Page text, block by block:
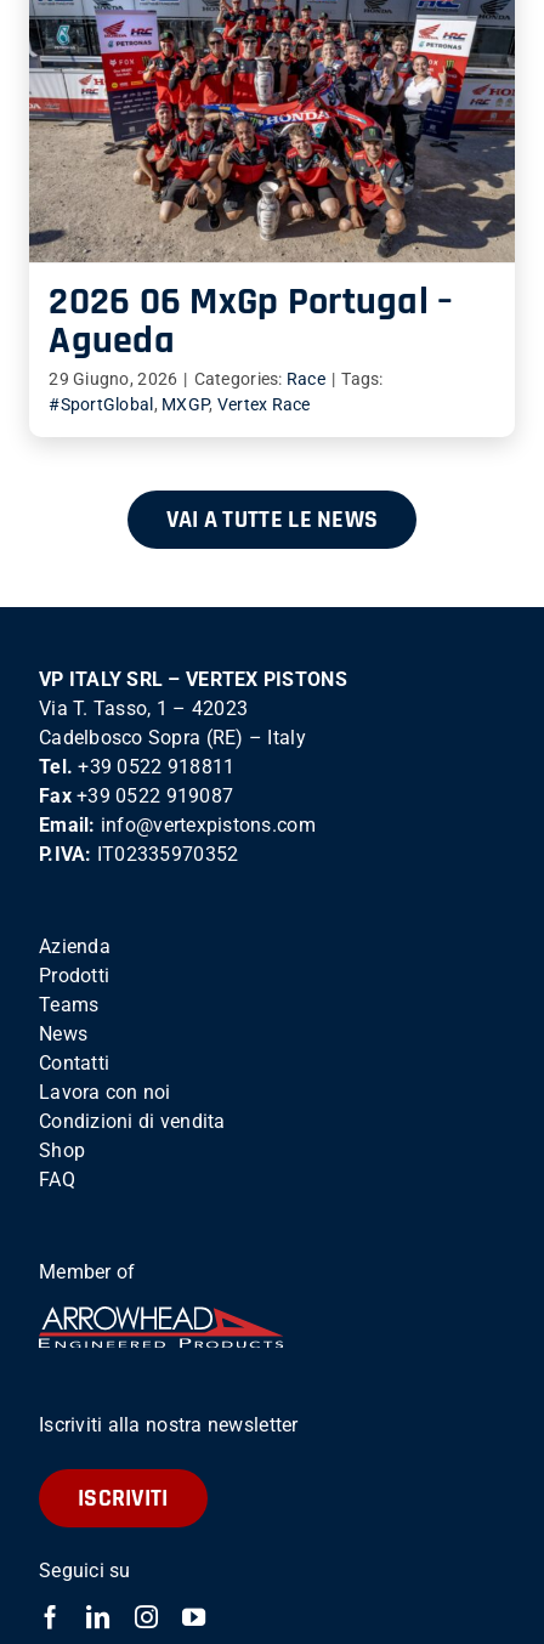
2026 06 MxGp Portugal –
Agueda
29 Giugno, 2026 | Categories: Race | Tags:
#SportGlobal , MXGP, Vertex Race
VAI A TUTTE LE NEWS
VP ITALY SRL – VERTEX PISTONS
Via T. Tasso, 1 – 42023
Cadelbosco Sopra (RE) – Italy
Tel. +39 0522 918811
Fax +39 0522 919087
Email: info@vertexpistons.com
P.IVA: IT02335970352
Azienda
Prodotti
Teams
News
Contatti
Lavora con noi
Condizioni di vendita
Shop
FAQ
Member of
Iscriviti alla nostra newsletter
ISCRIVITI
Seguici su